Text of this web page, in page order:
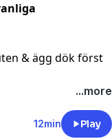
& ägg dök först
...more
12min Play